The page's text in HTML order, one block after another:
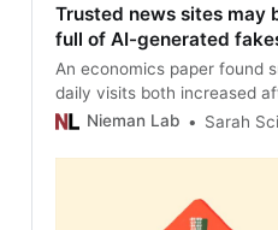
Trusted news sites may
full of AI-generated
An economics paper found
daily visits both increased
confronted with a difficult
Nieman Lab Sarah